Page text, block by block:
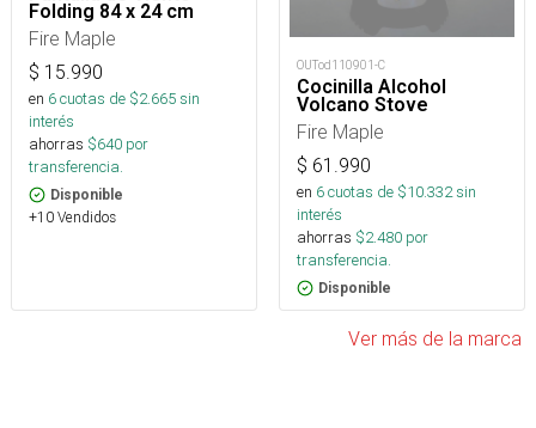
Folding 84 x 24 cm
Fire Maple
$ 15.990
en 6cuotas de $2.665sin
interés
ahorras $640 por
transferencia.
Disponible
+10 Vendidos
OUTod110901-C
Cocinilla Alcohol
Volcano Stove
Fire Maple
$ 61.990
en 6cuotas de $10.332sin
interés
ahorras $2.480 por
transferencia.
Disponible
Ver más de la marca